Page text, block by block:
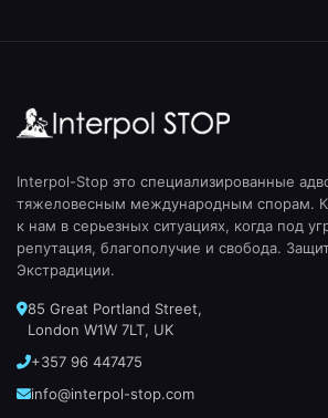
Interpol-Stop это специализированные
тяжеловесным международным спорам.
к нам в серьезных ситуациях, когда под
репутация, благополучие и свобода.
Экстрадиции.
85 Great Portland Street,
London W1W 7LT, UK
+357 96 447475
info@interpol-stop.com